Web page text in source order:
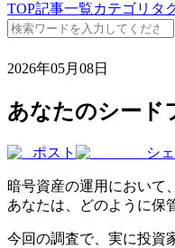
TOP記事一覧カテゴリ タ
2026年05月08日
あなたのシード
ポスト シ
暗号資産の運用において
あなたは、どのように保
今回の調査で、実に投資